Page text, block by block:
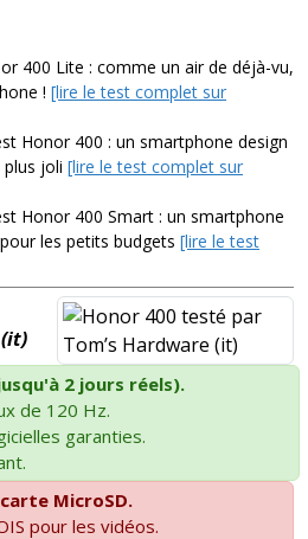
400 Lite : comme un air de déjà-vu,
! [lire le test complet sur
Honor 400 : un smartphone design
joli [lire le test complet sur
Honor 400 Smart : un smartphone
les petits budgets [lire le test
(it)
2 jours réels).
de 120 Hz.
garanties.
MicroSD.
pour les vidéos.